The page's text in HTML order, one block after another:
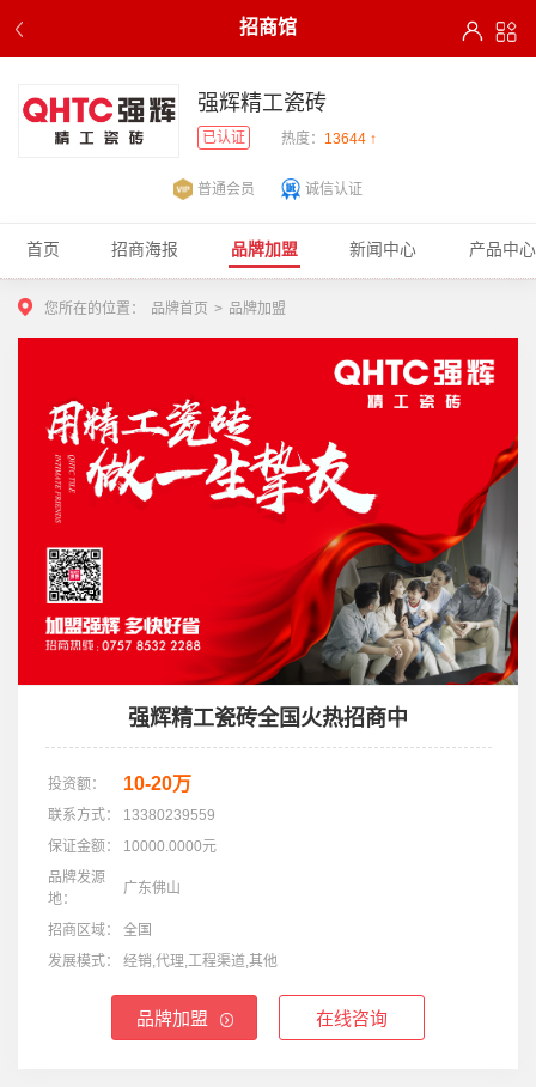
招商馆
强辉精工瓷砖
已认证 热度： 13644 ↑
普通会员 诚信认证
首页 招商海报 品牌加盟 新闻中心 产品中心
您所在的位置： 品牌首页 > 品牌加盟
强辉精工瓷砖全国火热招商中
投资额： 10-20万
联系方式：
13380239559
保证金额：
10000.0000元
品牌发源
地：
广东佛山
招商区域：
全国
发展模式：
经销,代理,工程渠道,其他
品牌加盟 在线咨询